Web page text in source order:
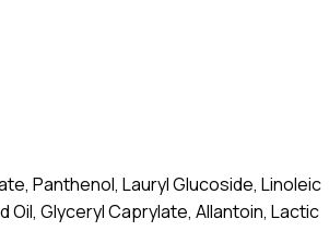
Panthenol, Lauryl Glucoside, Linoleic
Oil, Glyceryl Caprylate, Allantoin, Lactic